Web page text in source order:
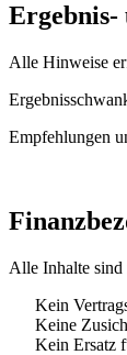
Ergebnis-
Alle Hinweise
Empfehlungen
Alle Inhalte
Kein
Keine
Kein Ersatz